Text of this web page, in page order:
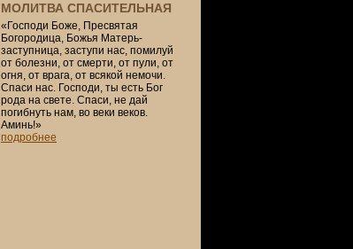
МОЛИТВА СПАСИТЕЛЬНАЯ
«Господи Боже, Пресвятая
Богородица, Божья Матерь-
заступница, заступи нас, помилуй
от болезни, от смерти, от пули, от
огня, от врага, от всякой немочи.
Спаси нас. Господи, ты есть Бог
рода на свете. Спаси, не дай
погибнуть нам, во веки веков.
Аминь!»
подробнее